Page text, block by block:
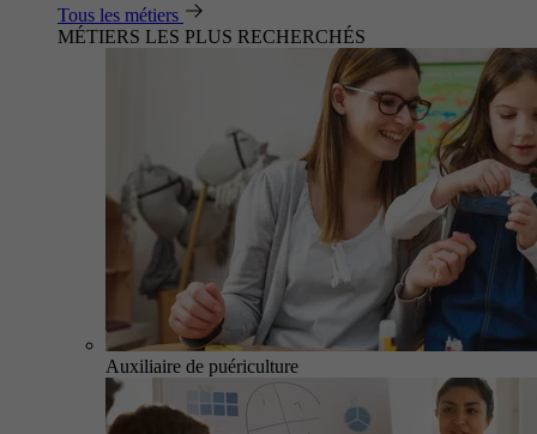
Tous les métiers
MÉTIERS LES PLUS RECHERCHÉS
Auxiliaire de puériculture